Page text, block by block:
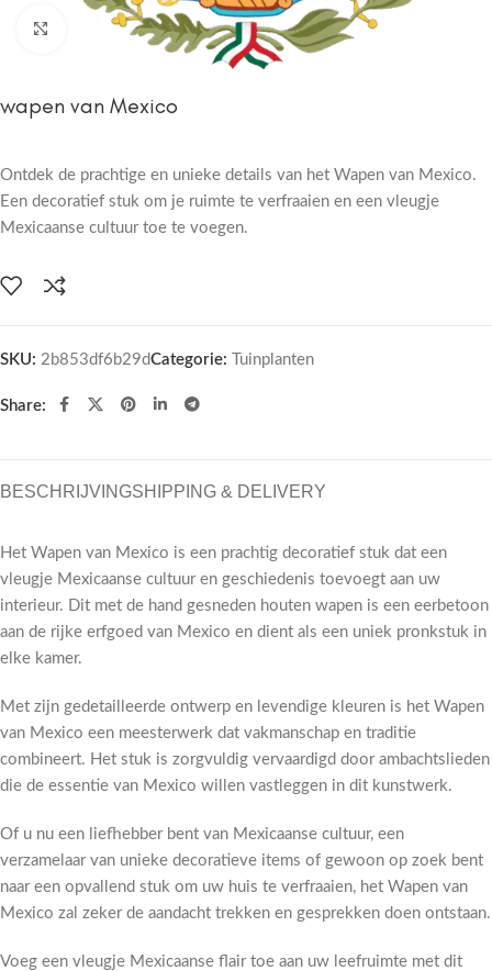
Click to enlarge
wapen van Mexico
Ontdek de prachtige en unieke details van het Wapen van Mexico.
Een decoratief stuk om je ruimte te verfraaien en een vleugje
Mexicaanse cultuur toe te voegen.
SKU: 2b853df6b29dCategorie: Tuinplanten
Share:
BESCHRIJVINGSHIPPING & DELIVERY
Het Wapen van Mexico is een prachtig decoratief stuk dat een
vleugje Mexicaanse cultuur en geschiedenis toevoegt aan uw
interieur. Dit met de hand gesneden houten wapen is een eerbetoon
aan de rijke erfgoed van Mexico en dient als een uniek pronkstuk in
elke kamer.
Met zijn gedetailleerde ontwerp en levendige kleuren is het Wapen
van Mexico een meesterwerk dat vakmanschap en traditie
combineert. Het stuk is zorgvuldig vervaardigd door ambachtslieden
die de essentie van Mexico willen vastleggen in dit kunstwerk.
Of u nu een liefhebber bent van Mexicaanse cultuur, een
verzamelaar van unieke decoratieve items of gewoon op zoek bent
naar een opvallend stuk om uw huis te verfraaien, het Wapen van
Mexico zal zeker de aandacht trekken en gesprekken doen ontstaan.
Voeg een vleugje Mexicaanse flair toe aan uw leefruimte met dit